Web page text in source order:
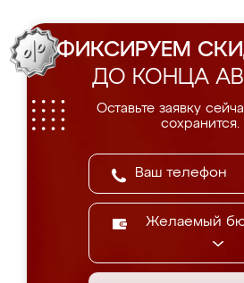
ФИКСИРУЕМ
ДО КОНЦА
Оставьте заявку
сохранится.
Желаемый